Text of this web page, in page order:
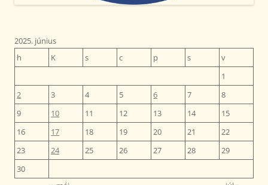
2025. június
h
K s c p s
v
1
2
3 4 5 6 7
8
9
10 11 12 13 14
15
16
17 18 19 20 21
22
23
24 25 26 27 28
29
30